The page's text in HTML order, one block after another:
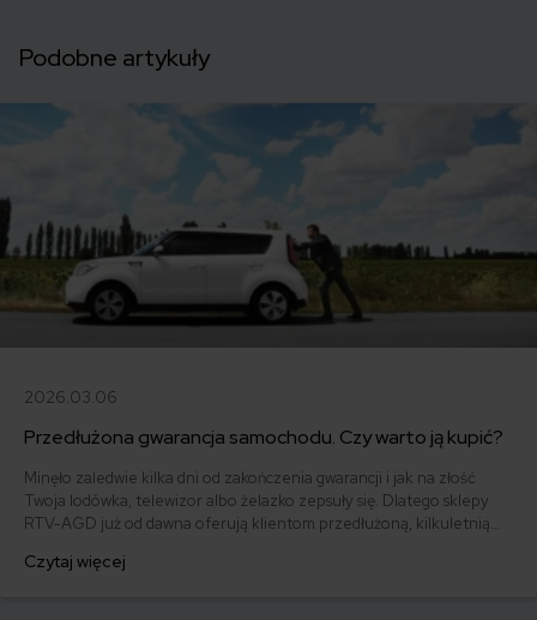
Podobne artykuły
2026.03.06
Przedłużona gwarancja samochodu. Czy warto ją kupić?
Minęło zaledwie kilka dni od zakończenia gwarancji i jak na złość
Twoja lodówka, telewizor albo żelazko zepsuły się. Dlatego sklepy
RTV-AGD już od dawna oferują klientom przedłużoną, kilkuletnią
też dealerzy samochodowi.
Czytaj więcej